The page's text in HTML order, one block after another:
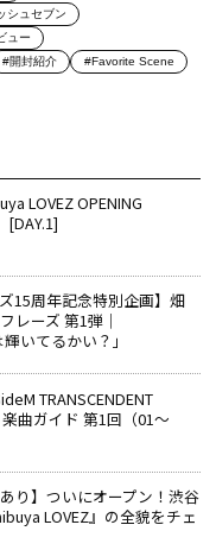
シュセブン
ュー
#開封紹介
#Favorite Scene
LOVEZ OPENING
[DAY.1]
15周年記念特別企画】畑
レーズ 第1弾｜
いてるかい？」
TRANSCENDENT
曲ガイド 第1回（01～
り】ついにオープン！渋谷
LOVEZ』の全貌をチェ